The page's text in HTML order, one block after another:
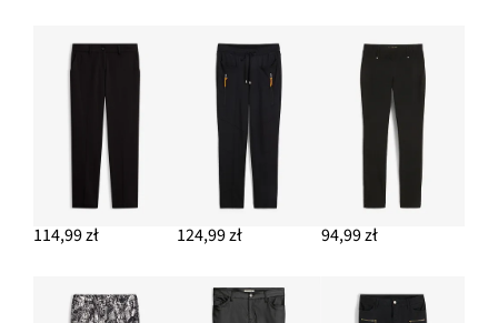
102,99 zł
DODAJ DO KOSZYKA
114,99 zł 124,99 zł 94,99 zł